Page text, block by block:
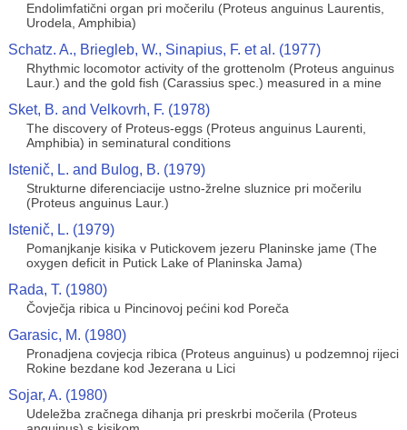
Endolimfatični organ pri močerilu (Proteus anguinus Laurentis,
Urodela, Amphibia)
Schatz. A., Briegleb, W., Sinapius, F. et al. (1977)
Rhythmic locomotor activity of the grottenolm (Proteus anguinus
Laur.) and the gold fish (Carassius spec.) measured in a mine
Sket, B. and Velkovrh, F. (1978)
The discovery of Proteus-eggs (Proteus anguinus Laurenti,
Amphibia) in seminatural conditions
Istenič, L. and Bulog, B. (1979)
Strukturne diferenciacije ustno-žrelne sluznice pri močerilu
(Proteus anguinus Laur.)
Istenič, L. (1979)
Pomanjkanje kisika v Putickovem jezeru Planinske jame (The
oxygen deficit in Putick Lake of Planinska Jama)
Rada, T. (1980)
Čovječja ribica u Pincinovoj pećini kod Poreča
Garasic, M. (1980)
Pronadjena covjecja ribica (Proteus anguinus) u podzemnoj rijeci
Rokine bezdane kod Jezerana u Lici
Sojar, A. (1980)
Udeležba zračnega dihanja pri preskrbi močerila (Proteus